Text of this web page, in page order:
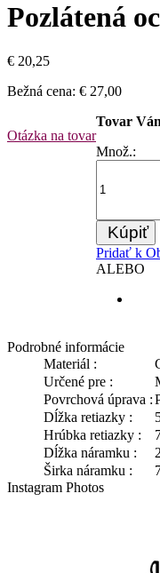
Pozlátená
€ 20,25
Bežná cena: € 27,00
Otázka na tovar
Tovar
Množ.:
Kúpiť
Pridať k
ALEBO
Podrobné informácie
Materiál :
Určené pre :
Povrchová úprava :
Dĺžka retiazky :
Hrúbka retiazky :
Dĺžka náramku :
Širka náramku :
Instagram Photos